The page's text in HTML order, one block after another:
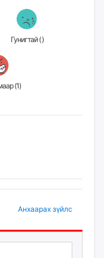
Гунигтай ()
Үзэн ядмаар (1)
Анхаарах зүйлс